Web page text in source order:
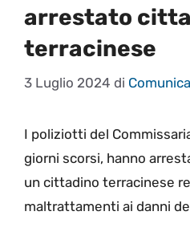
arrestato
terracinese
3 Luglio 2024 di
I poliziotti del
giorni scorsi, hanno
un cittadino terracinese
maltrattamenti ai danni